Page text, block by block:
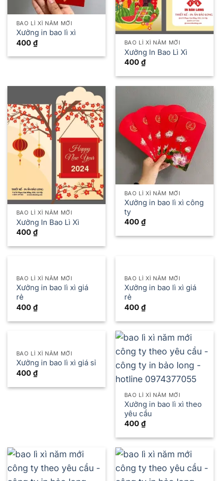
BAO LÌ XÌ NĂM MỚI
Xưởng in bao lì xì
400 ₫ BAO LÌ XÌ NĂM MỚI
Xưởng In Bao Lì Xì
400 ₫
BAO LÌ XÌ NĂM MỚI
Xưởng In Bao Lì Xì
400 ₫
BAO LÌ XÌ NĂM MỚI
Xưởng in bao lì xì công
ty
400 ₫
BAO LÌ XÌ NĂM MỚI
Xưởng in bao lì xì giá
rẻ
400 ₫
BAO LÌ XÌ NĂM MỚI
Xưởng in bao lì xì giá
rẻ
400 ₫
BAO LÌ XÌ NĂM MỚI
Xưởng in bao lì xì giá sỉ
400 ₫
BAO LÌ XÌ NĂM MỚI
Xưởng in bao lì xì theo
yêu cầu
400 ₫